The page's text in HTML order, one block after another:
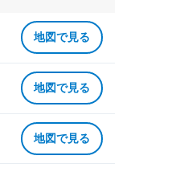
地図で見る
地図で見る
地図で見る